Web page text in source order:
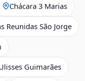
Chácara 3 Marias
Reunidas São Jorge
Guimarães